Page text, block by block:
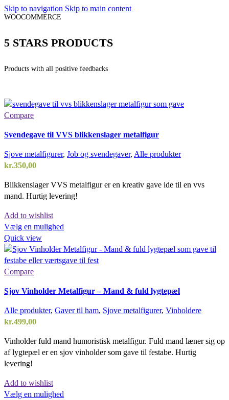
Skip to navigation Skip to main content
WOOCOMMERCE
5 STARS PRODUCTS
Products with all positive feedbacks
Compare
Svendegave til VVS blikkenslager metalfigur
Sjove metalfigurer, Job og svendegaver, Alle produkter
kr.350,00
Blikkenslager VVS metalfigur er en kreativ gave ide til en vvs
mand. Hurtig levering!
Add to wishlist
Vælg en mulighed
Quick view
Compare
Sjov Vinholder Metalfigur – Mand & fuld lygtepæl
Alle produkter, Gaver til ham, Sjove metalfigurer, Vinholdere
kr.499,00
Vinholder fuld mand humoristisk metalfigur. Fuld mand læner sig op
af lygtepæl er en sjov vinholder som gave til festabe. Hurtig
levering!
Add to wishlist
Vælg en mulighed